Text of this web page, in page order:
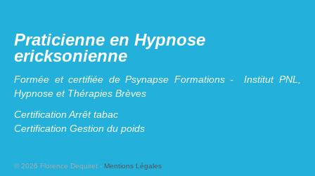
Praticienne en Hypnose
ericksonienne
Formée et certifiée de Psynapse Formations - Institut PNL,
Hypnose et Thérapies Brèves
Certification Arrêt tabac
Certification Gestion du poids
© 2026 Florence Dequiret - Mentions Légales